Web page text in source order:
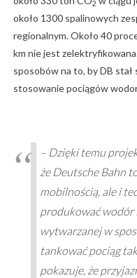
2
około 1300 spalinowych
regionalnym. Około 40
km nie jest
sposobów na to, by DB
stosowanie pociągów
– Dzięki temu
że Deutsche Bahn
mobilnością, ale i
produkować wodór
wytwarzanej w
tankować pociąg
pokazuje, że